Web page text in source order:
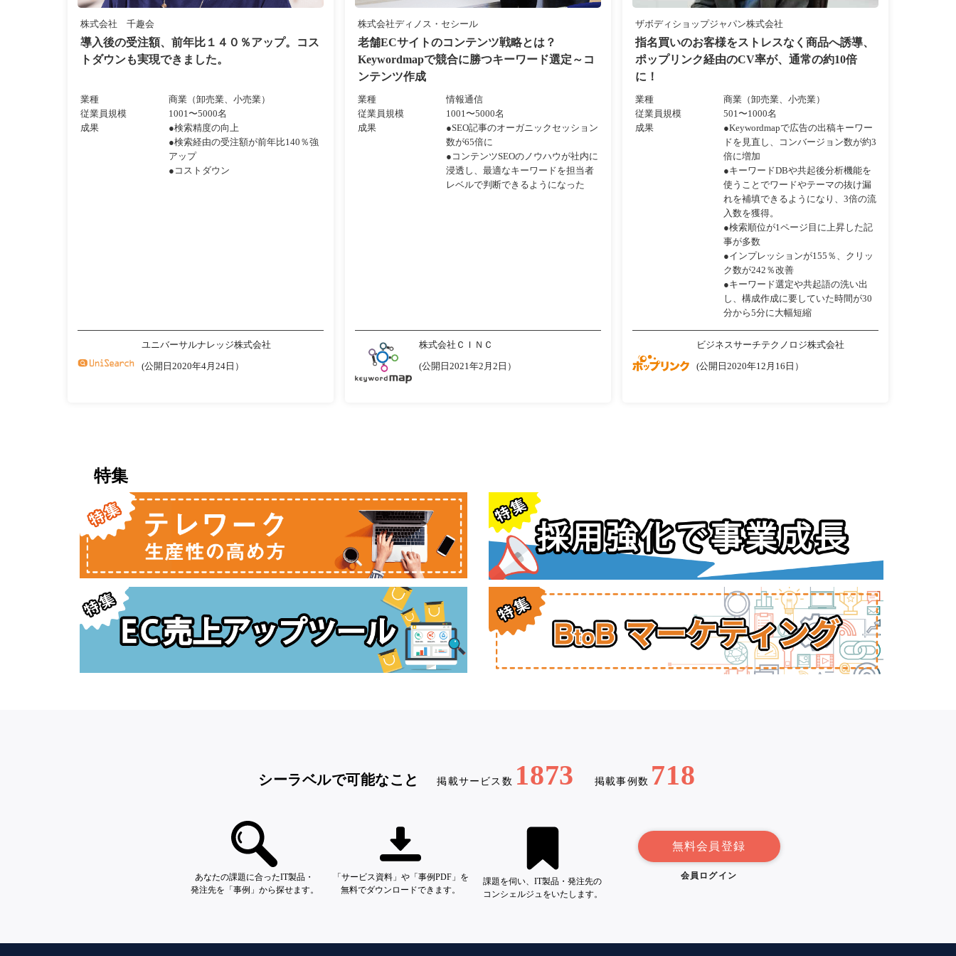
株式会社 千趣会
導入後の受注額、前年比１４０％アップ。コス
トダウンも実現できました。
業種
商業（卸売業、小売業）
従業員規模
1001〜5000名
成果
●検索精度の向上
●検索経由の受注額が前年比140％強
アップ
●コストダウン
ユニバーサルナレッジ株式会社
(公開日2020年4月24日）
株式会社ディノス・セシール
老舗ECサイトのコンテンツ戦略とは？
Keywordmapで競合に勝つキーワード選定～コ
ンテンツ作成
業種
情報通信
従業員規模
1001〜5000名
成果
●SEO記事のオーガニックセッション
数が65倍に
●コンテンツSEOのノウハウが社内に
浸透し、最適なキーワードを担当者
レベルで判断できるようになった
株式会社ＣＩＮＣ
(公開日2021年2月2日）
ザボディショップジャパン株式会社
指名買いのお客様をストレスなく商品へ誘導、
ポップリンク経由のCV率が、通常の約10倍
に！
業種
商業（卸売業、小売業）
従業員規模
501〜1000名
成果
●Keywordmapで広告の出稿キーワー
ドを見直し、コンバージョン数が約3
倍に増加
●キーワードDBや共起後分析機能を
使うことでワードやテーマの抜け漏
れを補填できるようになり、3倍の流
入数を獲得。
●検索順位が1ページ目に上昇した記
事が多数
●インプレッションが155％、クリッ
ク数が242％改善
●キーワード選定や共起語の洗い出
し、構成作成に要していた時間が30
分から5分に大幅短縮
ビジネスサーチテクノロジ株式会社
(公開日2020年12月16日）
特集
シーラベルで可能なこと 掲載サービス数 1873 掲載事例数 718
あなたの課題に合ったIT製品・
発注先を「事例」から探せます。
「サービス資料」や「事例PDF」を
無料でダウンロードできます。
課題を伺い、IT製品・発注先の
コンシェルジュをいたします。
無料会員登録
会員ログイン